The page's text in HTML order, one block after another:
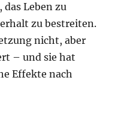
das Leben zu
zu bestreiten.
nicht, aber
– und sie hat
Effekte nach
Freiheit ist